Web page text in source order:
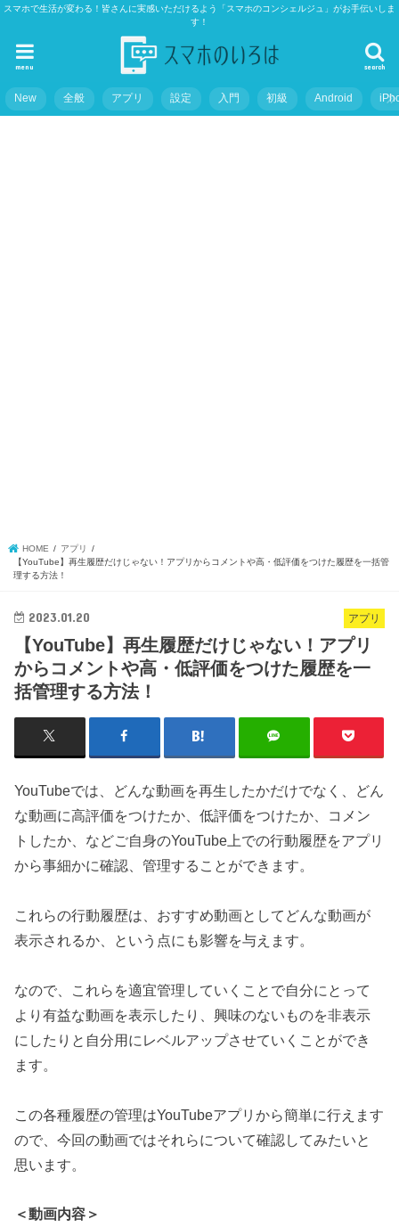
スマホで生活が変わる！皆さんに実感いただけるよう「スマホのコンシェルジュ」がお手伝いしま
す！
search
menu
New 全般 アプリ 設定 入門 初級 Android
HOME
アプリ
【YouTube】再生履歴だけじゃない！アプリからコメントや高・低評価をつけた履歴を一括管
理する方法！
アプリ
2023.01.20
【YouTube】再生履歴だけじゃない！アプリ
からコメントや高・低評価をつけた履歴を一
括管理する方法！
YouTubeでは、どんな動画を再生したかだけでなく、どん
な動画に高評価をつけたか、低評価をつけたか、コメン
トしたか、などご自身のYouTube上での行動履歴をアプリ
から事細かに確認、管理することができます。
これらの行動履歴は、おすすめ動画としてどんな動画が
表示されるか、という点にも影響を与えます。
なので、これらを適宜管理していくことで自分にとって
より有益な動画を表示したり、興味のないものを非表示
にしたりと自分用にレベルアップさせていくことができ
ます。
この各種履歴の管理はYouTubeアプリから簡単に行えます
ので、今回の動画ではそれらについて確認してみたいと
思います。
＜動画内容＞